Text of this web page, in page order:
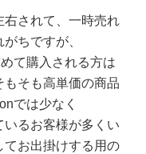
右されて、一時売れ
ちですが、
て購入される方は
そも高単価の商品
では少なく
るお客様が多くい
てお出掛けする用の